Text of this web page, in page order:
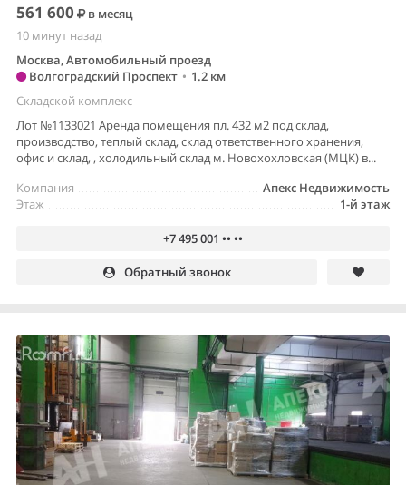
561 600
в месяц
10 минут назад
Москва, Автомобильный проезд
Волгоградский Проспект • 1.2 км
Складской комплекс
Лот №1133021 Аренда помещения пл. 432 м2 под склад,
производство, теплый склад, склад ответственного хранения,
офис и склад, , холодильный склад м. Новохохловская (МЦК) в...
Апекс Недвижимость
Компания
1-й этаж
Этаж
+7 495 001 •• ••
Обратный звонок